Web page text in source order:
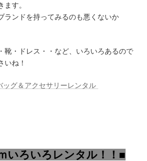
す。
ランドを持ってみるのも悪くないか
靴・ドレス・・など、いろいろあるので
いね！
ッグ＆アクセサリーレンタル
いろいろレンタル！！■